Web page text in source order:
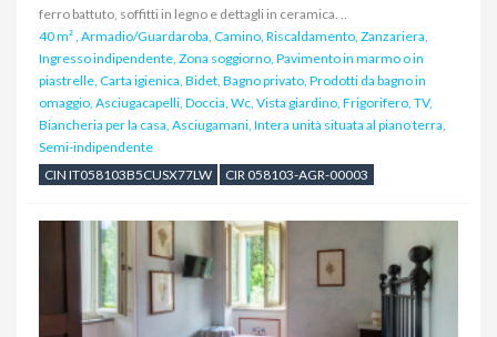
ferro battuto, soffitti in legno e dettagli in ceramica. ..
40 m², Armadio/Guardaroba, Camino, Riscaldamento, Zanzariera,
Ingresso indipendente, Zona soggiorno, Pavimento in marmo o in
piastrelle, Carta igienica, Bidet, Bagno privato, Prodotti da bagno in
omaggio, Asciugacapelli, Doccia, Wc, Vista giardino, Frigorifero, TV,
Biancheria per la casa, Asciugamani, Intera unità situata al piano terra,
Semi-indipendente
CIN IT058103B5CUSX77LW
CIR 058103-AGR-00003